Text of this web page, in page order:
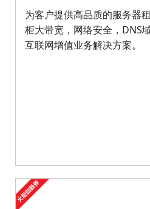
为客户提供高品质的服务器
柜大带宽，网络安全，DNS
互联网增值业务解决方案。